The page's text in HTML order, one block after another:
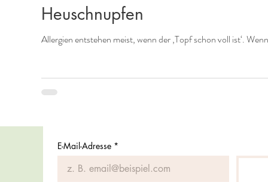
Heuschnupfen
Allergien entstehen meist, wenn der ‚Topf schon voll ist‘.
E-Mail-Adresse *